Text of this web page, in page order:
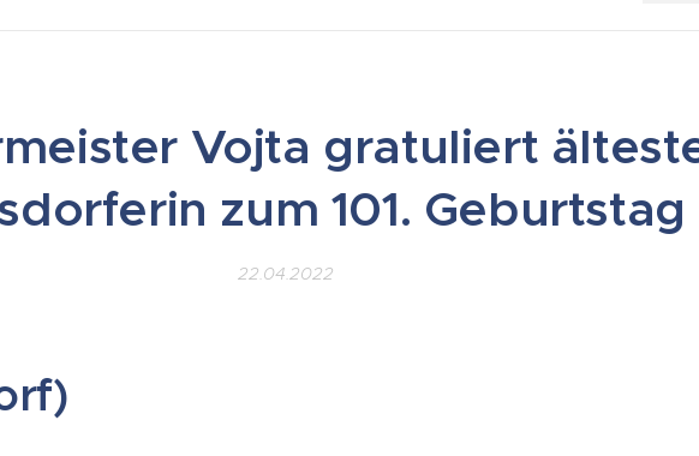
Vojta gratuliert
zum 101. Geburtstag
22.04.2022